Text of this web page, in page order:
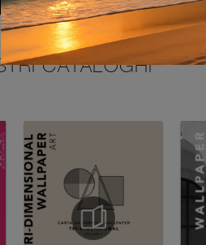
CATALOGHI